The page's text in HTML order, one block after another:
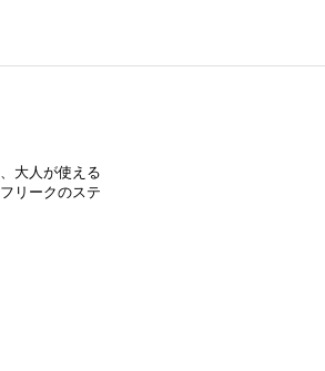
大人が使える
リークのステ